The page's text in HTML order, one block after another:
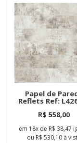
Papel de
Reflets Ref:
R$ 558,00
em 18x de R$ 38,47
ou R$ 530,10 à